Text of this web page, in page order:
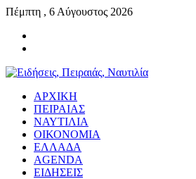
Πέμπτη , 6 Αύγουστος 2026
ΑΡΧΙΚΗ
ΠΕΙΡΑΙΑΣ
ΝΑΥΤΙΛΙΑ
ΟΙΚΟΝΟΜΙΑ
ΕΛΛΑΔΑ
AGENDA
ΕΙΔΗΣΕΙΣ